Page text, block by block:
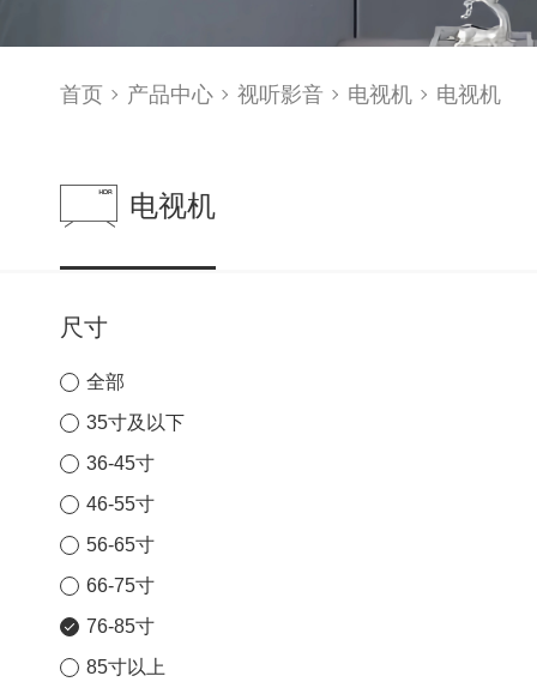
首页 产品中心 视听影音 电视机 电视机
电视机
尺寸
全部
35寸及以下
36-45寸
46-55寸
56-65寸
66-75寸
76-85寸
85寸以上